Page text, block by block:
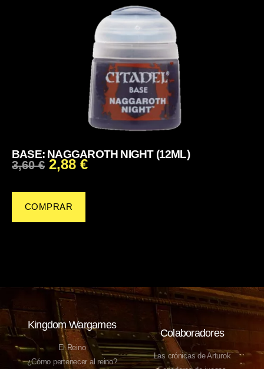
BASE: NAGGAROTH NIGHT (12ML)
3,60€ 2,88 €
COMPRAR
Kingdom Wargames
El Reino
¿Cómo pertenecer al reino?
Colaboradores
Las crónicas de Arturok